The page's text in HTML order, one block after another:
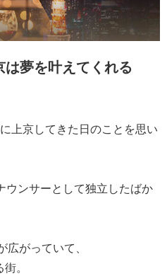
夢を叶えてくれる
上京してきた日のことを思い
ウンサーとして独立したばか
がっていて、
。